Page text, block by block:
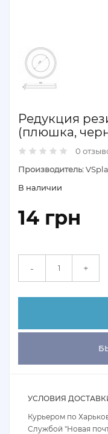
Редукция
(плюшка,
0
Производитель:
В наличии
14 грн
- +
УСЛОВИЯ
Курьером по
Службой "Новая